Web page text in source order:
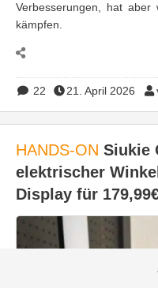
Verbesserungen, hat
kämpfen.
22 21. April 2026
HANDS-ON Siukie
elektrischer
Display für